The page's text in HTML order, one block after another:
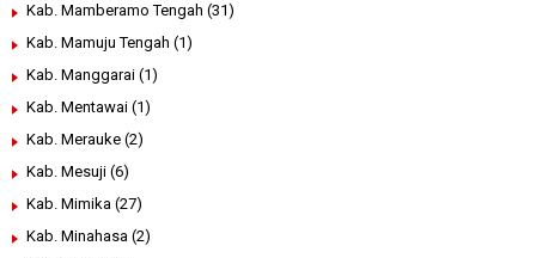
Kab. Mamberamo Tengah (31)
Kab. Mamuju Tengah (1)
Kab. Manggarai (1)
Kab. Mentawai (1)
Kab. Merauke (2)
Kab. Mesuji (6)
Kab. Mimika (27)
Kab. Minahasa (2)